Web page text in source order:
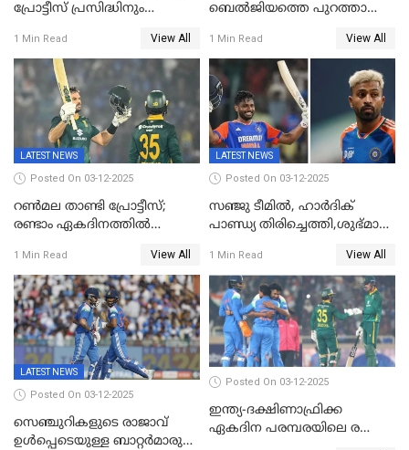
പ്രോട്ടീസ് പ്രസിദ്ധിനും
അടിതെറ്റി, ഇന്ത്യക്ക് 271
റണ്‍സ് വിജയലക്ഷ്യം
1 Min Read View All
ബെൽജിയത്തെ പുറത്താക്കി;
ലോകകപ്പിൽ ഇന്ത്യ
സെമിയിൽ
1 Min Read View All
LATEST NEWS
Posted On 03-12-2025
റണ്‍മല താണ്ടി പ്രോട്ടീസ്;
രണ്ടാം ഏകദിനത്തില്‍
ഒപ്പത്തിനൊപ്പം
1 Min Read View All
LATEST NEWS
Posted On 03-12-2025
സഞ്ജു ടീമില്‍, ഹാര്‍ദിക്
പാണ്ഡ്യ തിരിച്ചെത്തി,​ശുഭ്മാൻ
ഇല്ല;
ദക്ഷിണാഫ്രിക്കയ്‌ക്കെതിരായ
ടി20 പരമ്പരയ്ക്കുള്ള ഇന്ത്യന്‍
ടീമിനെ പ്രഖ്യാപിച്ചു
1 Min Read View All
LATEST NEWS
Posted On 03-12-2025
സെഞ്ചുറികളുടെ രാജാവ്
ഉൾപ്പെടെയുള്ള ബാറ്റർമാരുടെ
Posted On 03-12-2025
ഇന്ത്യ-ദക്ഷിണാഫ്രിക്ക
ഏകദിന പരമ്പരയിലെ രണ്ടാം